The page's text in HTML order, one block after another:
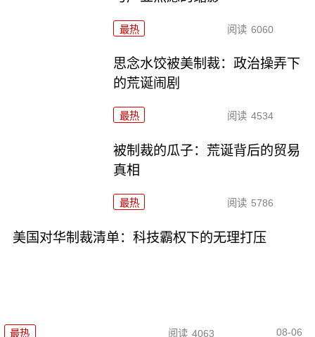
最热 阅读 6060
思念水饺被美制裁：政治操弄下
的荒诞闹剧
最热 阅读 4534
被制裁的瓜子：荒诞背后的贸易
真相
最热 阅读 5786
美国对华制裁清单：科技霸权下的无理打压
最热 阅读 4063 08-06